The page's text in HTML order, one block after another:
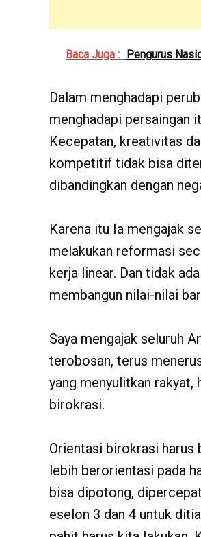
Baca Juga : Pengurus
Dalam menghadapi
menghadapi persaingan
Kecepatan, kreativitas
kompetitif tidak bisa
dibandingkan dengan
Karena itu Ia mengajak
melakukan reformasi
kerja linear. Dan tidak
membangun nilai-nilai
Saya mengajak seluruh
terobosan, terus
yang menyulitkan
birokrasi.
Orientasi birokrasi harus
lebih berorientasi pada
bisa dipotong,
eselon 3 dan 4 untuk